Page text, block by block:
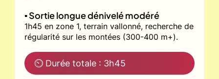
▪️ Sortie longue dénivelé modéré
1h45 en zone 1, terrain vallonné, recherche de
régularité sur les montées (300-400 m+).
⏲ Durée totale : 3h45